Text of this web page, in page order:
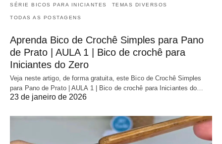
SÉRIE BICOS PARA INICIANTES TEMAS DIVERSOS
TODAS AS POSTAGENS
Aprenda Bico de Crochê Simples para Pano
de Prato | AULA 1 | Bico de crochê para
Iniciantes do Zero
Veja neste artigo, de forma gratuita, este Bico de Crochê Simples
para Pano de Prato | AULA 1 | Bico de crochê para Iniciantes do…
23 de janeiro de 2026